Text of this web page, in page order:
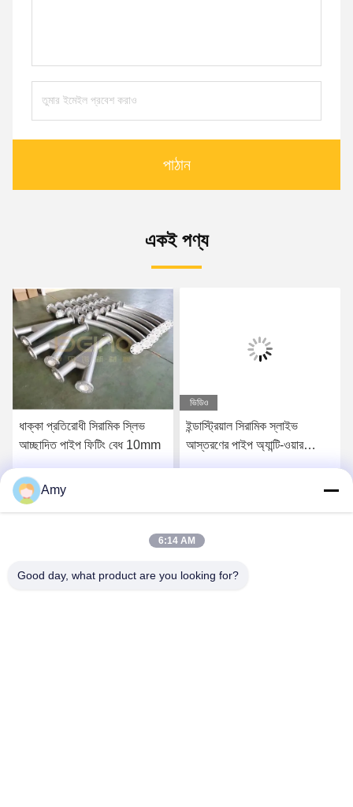
পাঠান
একই পণ্য
ধাক্কা প্রতিরোধী সিরামিক স্লিভ
আচ্ছাদিত পাইপ ফিটিং বেধ 10mm
ভিডিও
ইন্ডাস্ট্রিয়াল সিরামিক স্লাইভ
আস্তরণের পাইপ অ্যান্টি-ওয়ার
Amy
6:14 AM
Good day, what product are you looking for?